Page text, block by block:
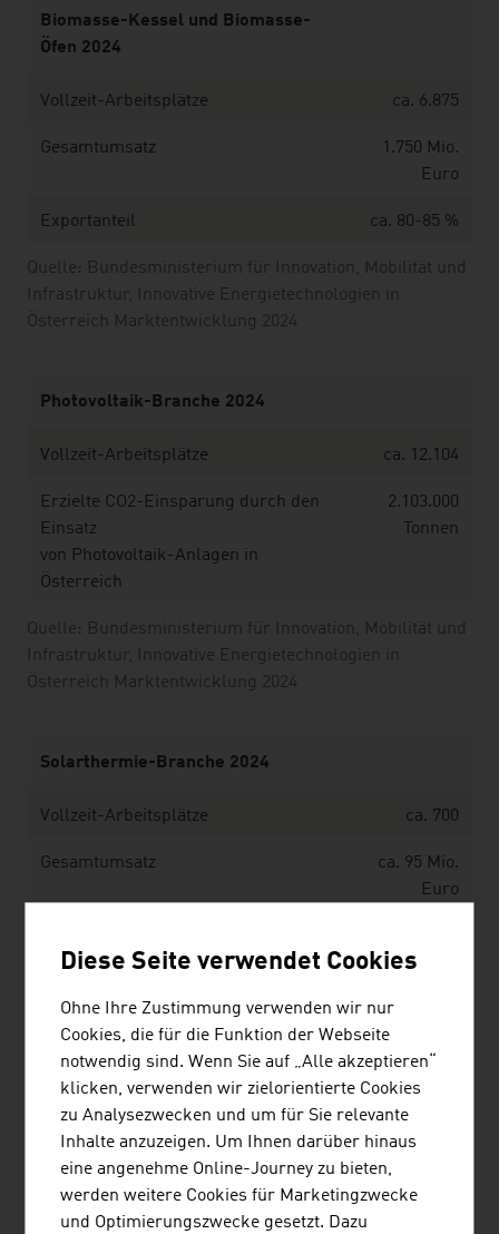
Quelle: Bundesministerium für Innovation, Mobilität und
Infrastruktur, Innovative Energietechnologien in
Österreich Marktentwicklung 2024
Biomasse-Kessel und Biomasse-
Öfen 2024
Vollzeit-Arbeitsplätze ca. 6.875
Gesamtumsatz
1.750 Mio.
Euro
Exportanteil ca. 80-85 %
Quelle: Bundesministerium für Innovation, Mobilität und
Infrastruktur, Innovative Energietechnologien in
Österreich Marktentwicklung 2024
Photovoltaik-Branche 2024
Vollzeit-Arbeitsplätze ca. 12.104
Erzielte CO2-Einsparung durch den
Einsatz
von Photovoltaik-Anlagen in
Österreich
2.103.000
Tonnen
Quelle: Bundesministerium für Innovation, Mobilität und
Infrastruktur, Innovative Energietechnologien in
Österreich Marktentwicklung 2024
Solarthermie-Branche 2024
Vollzeit-Arbeitsplätze ca. 700
Gesamtumsatz
ca. 95 Mio.
Euro
Einsatz
von Sonnenkollektoren in Österreich
Diese Seite verwendet Cookies
Ohne Ihre Zustimmung verwenden wir nur
Cookies, die für die Funktion der Webseite
notwendig sind. Wenn Sie auf „Alle akzeptieren“
klicken, verwenden wir zielorientierte Cookies
zu Analysezwecken und um für Sie relevante
Inhalte anzuzeigen. Um Ihnen darüber hinaus
eine angenehme Online-Journey zu bieten,
werden weitere Cookies für Marketingzwecke
und Optimierungszwecke gesetzt. Dazu